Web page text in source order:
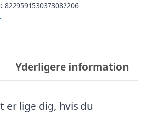
8229591530373082206
Yderligere information
er lige dig, hvis du